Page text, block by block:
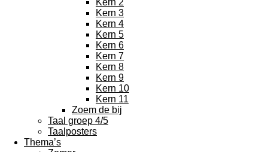
Kern 2
Kern 3
Kern 4
Kern 5
Kern 6
Kern 7
Kern 8
Kern 9
Kern 10
Kern 11
Zoem de bij
Taal groep 4/5
Taalposters
Thema’s